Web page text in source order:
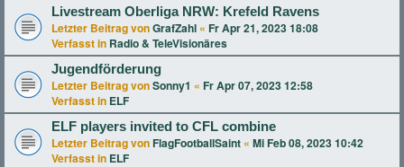
Livestream Oberliga NRW: Krefeld Ravens
Letzter Beitrag vonGrafZahl « Fr Apr 21, 2023 18:08
Verfasst in Radio & TeleVisionäres
Jugendförderung
Letzter Beitrag vonSonny1 « Fr Apr 07, 2023 12:58
Verfasst in ELF
ELF players invited to CFL combine
Letzter Beitrag von FlagFootballSaint « Mi Feb 08, 2023 10:42
Verfasst in ELF